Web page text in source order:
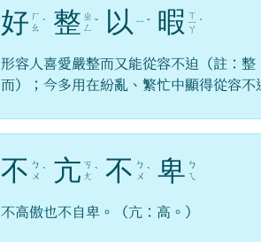
好 ㄏ
ㄠ ˋ 整 ㄓ
ㄥ
ˇ 以 ㄧ ˇ 暇 ㄒ
ㄧ
ㄚ
ˊ
形容人喜愛嚴整而又能從容不迫（註：整
而）；今多用在紛亂、繁忙中顯得從容不
不 ㄅ
ㄨ ˋ 亢 ㄎ
ㄤ ˋ 不 ㄅ
ㄨ ˋ 卑 ㄅ
ㄟ
不高傲也不自卑。（亢：高。）